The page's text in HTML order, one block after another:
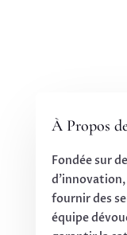
À Propos
Fondée sur
d’innovation,
fournir des
équipe